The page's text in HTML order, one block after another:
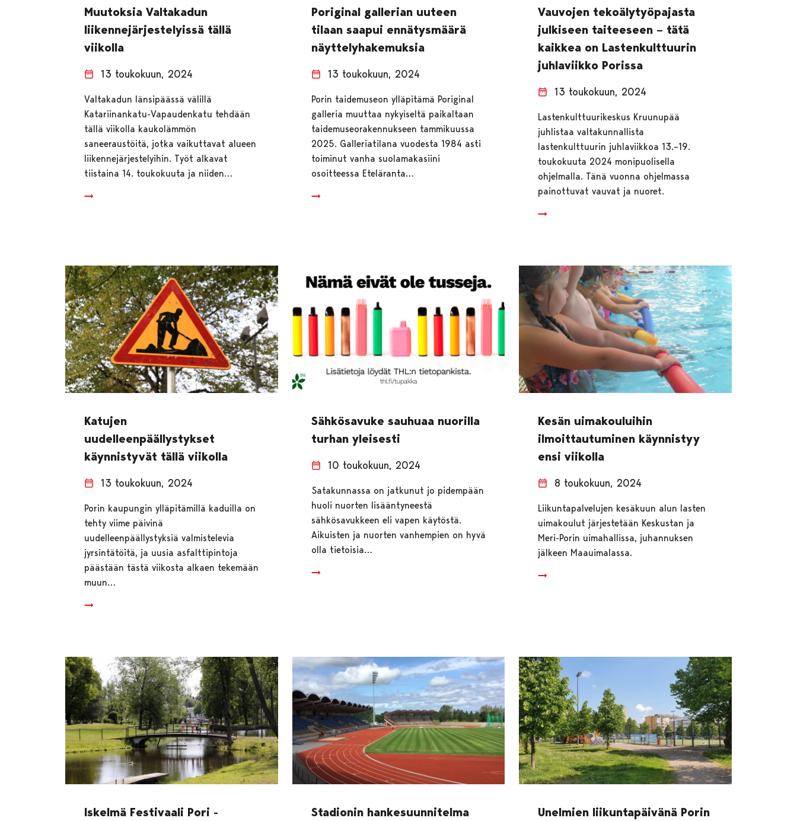
Muutoksia Valtakadun
liikennejärjestelyissä tällä
viikolla
13 toukokuun, 2024
Valtakadun länsipäässä välillä
Katariinankatu-Vapaudenkatu tehdään
tällä viikolla kaukolämmön
saneeraustöitä, jotka vaikuttavat alueen
liikennejärjestelyihin. Työt alkavat
tiistaina 14. toukokuuta ja niiden…
Poriginal gallerian uuteen
tilaan saapui ennätysmäärä
näyttelyhakemuksia
13 toukokuun, 2024
Porin taidemuseon ylläpitämä Poriginal
galleria muuttaa nykyiseltä paikaltaan
taidemuseorakennukseen tammikuussa
2025. Galleriatilana vuodesta 1984 asti
toiminut vanha suolamakasiini
osoitteessa Eteläranta…
Vauvojen tekoälytyöpajasta
julkiseen taiteeseen – tätä
kaikkea on Lastenkulttuurin
juhlaviikko Porissa
13 toukokuun, 2024
Lastenkulttuurikeskus Kruunupää
juhlistaa valtakunnallista
lastenkulttuurin juhlaviikkoa 13.–19.
toukokuuta 2024 monipuolisella
ohjelmalla. Tänä vuonna ohjelmassa
painottuvat vauvat ja nuoret.
Katujen
uudelleenpäällystykset
käynnistyvät tällä viikolla
13 toukokuun, 2024
Porin kaupungin ylläpitämillä kaduilla on
tehty viime päivinä
uudelleenpäällystyksiä valmistelevia
jyrsintätöitä, ja uusia asfalttipintoja
päästään tästä viikosta alkaen tekemään
muun…
Sähkösavuke sauhuaa nuorilla
turhan yleisesti
10 toukokuun, 2024
Satakunnassa on jatkunut jo pidempään
huoli nuorten lisääntyneestä
sähkösavukkeen eli vapen käytöstä.
Aikuisten ja nuorten vanhempien on hyvä
olla tietoisia…
Kesän uimakouluihin
ilmoittautuminen käynnistyy
ensi viikolla
8 toukokuun, 2024
Liikuntapalvelujen kesäkuun alun lasten
uimakoulut järjestetään Keskustan ja
Meri-Porin uimahallissa, juhannuksen
jälkeen Maauimalassa.
Iskelmä Festivaali Pori -
Stadionin hankesuunnitelma
Unelmien liikuntapäivänä Porin